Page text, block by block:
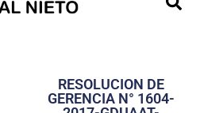
Transparencia
RESOLUCION DE
GERENCIA N° 1604-